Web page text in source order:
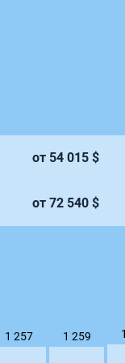
от 54 015 $
от 72 540 $
1 257 1 259